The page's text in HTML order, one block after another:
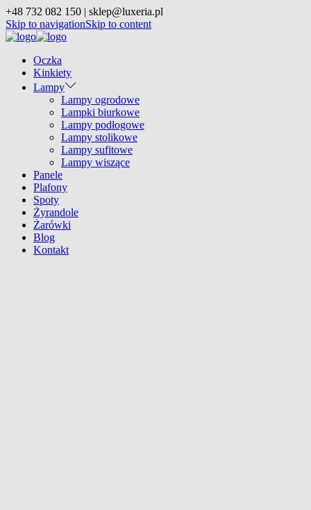
+48 732 082 150 | sklep@luxeria.pl
Skip to navigationSkip to content
Oczka
Kinkiety
Lampy
Lampy ogrodowe
Lampki biurkowe
Lampy podłogowe
Lampy stolikowe
Lampy sufitowe
Lampy wiszące
Panele
Plafony
Spoty
Żyrandole
Żarówki
Blog
Kontakt